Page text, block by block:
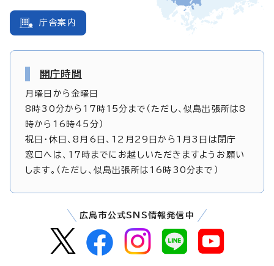
庁舎案内
開庁時間
月曜日から金曜日
8時30分から17時15分まで（ただし、似島出張所は8
時から16時45分）
祝日・休日、8月6日、12月29日から1月3日は閉庁
窓口へは、17時までにお越しいただきますようお願い
します。（ただし、似島出張所は16時30分まで）
広島市公式SNS情報発信中